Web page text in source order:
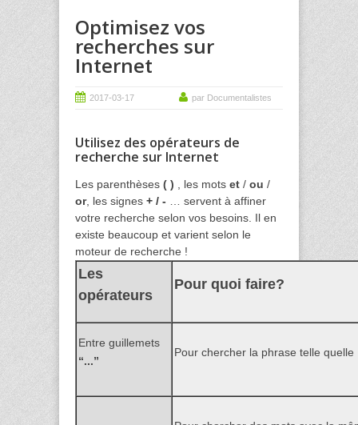
Optimisez vos
recherches sur
Internet
2017-03-17 par Documentalistes
Utilisez des opérateurs de
recherche sur Internet
Les parenthèses ( ) , les mots et / ou /
or, les signes + / -
… servent à affiner
votre recherche selon vos besoins. Il en
existe beaucoup et varient selon le
moteur de recherche !
Les
opérateurs
Pour quoi faire?
Entre guillemets
“...”
Pour chercher la phrase telle quelle